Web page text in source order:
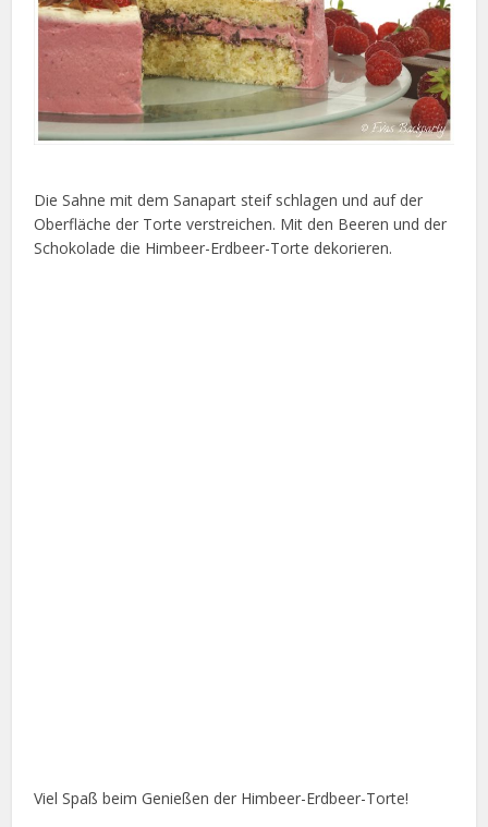
Die Sahne mit dem Sanapart steif schlagen und auf der
Oberfläche der Torte verstreichen. Mit den Beeren und der
Schokolade die Himbeer-Erdbeer-Torte dekorieren.
Viel Spaß beim Genießen der Himbeer-Erdbeer-Torte!